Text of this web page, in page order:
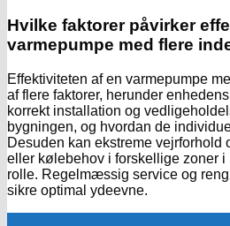
Hvilke faktorer påvirker
varmepumpe med flere
Effektiviteten af en varmepumpe
af flere faktorer, herunder
korrekt installation og
bygningen, og hvordan de
Desuden kan ekstreme vejrforhold
eller kølebehov i forskellige zoner i
rolle. Regelmæssig service og
sikre optimal ydeevne.